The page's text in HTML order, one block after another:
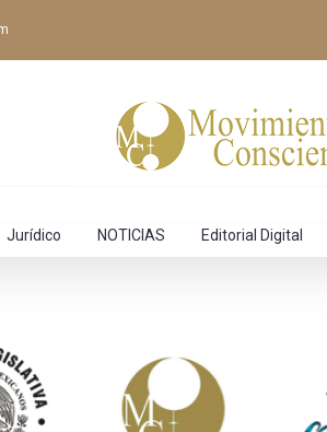
Jurídico NOTICIAS Editorial Digital